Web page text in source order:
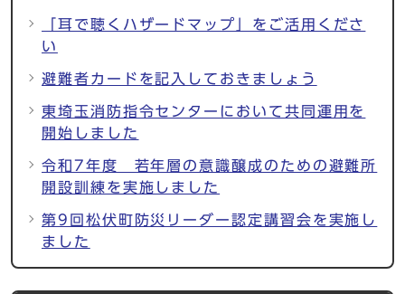
「耳で聴くハザードマップ」をご活用くださ
い
避難者カードを記入しておきましょう
東埼玉消防指令センターにおいて共同運用を
開始しました
令和7年度 若年層の意識醸成のための避難所
開設訓練を実施しました
第9回松伏町防災リーダー認定講習会を実施し
ました